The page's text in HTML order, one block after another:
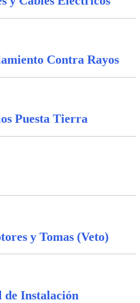
Contra Rayos
Puesta Tierra
y Tomas (Veto)
Instalación